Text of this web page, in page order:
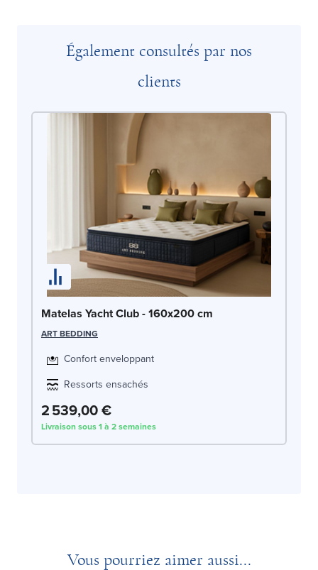
Également consultés par nos
clients
Matelas Yacht Club - 160x200 cm
ART BEDDING
Confort enveloppant
Ressorts ensachés
2 539,00 €
Livraison sous 1 à 2 semaines
Vous pourriez aimer aussi...